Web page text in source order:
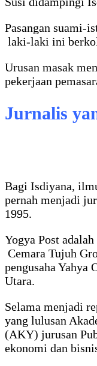
Pasangan suami-
laki-laki ini
Urusan masak
pekerjaan
Jurnalis
Bagi Isdiyana,
pernah menjadi
1995.
Yogya Post
Cemara Tujuh
pengusaha Yahya
Utara.
Selama menjadi
yang lulusan
(AKY) jurusan
ekonomi dan